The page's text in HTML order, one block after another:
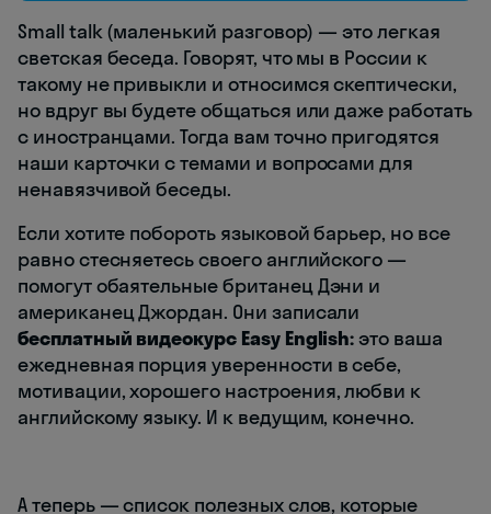
Small talk (маленький разговор) — это легкая
светская беседа. Говорят, что мы в России к
такому не привыкли и относимся скептически,
но вдруг вы будете общаться или даже работать
с иностранцами. Тогда вам точно пригодятся
наши карточки с темами и вопросами для
ненавязчивой беседы.
Если хотите побороть языковой барьер, но все
равно стесняетесь своего английского —
помогут обаятельные британец Дэни и
американец Джордан. Они записали
бесплатный видеокурс Easy English:это ваша
ежедневная порция уверенности в себе,
мотивации, хорошего настроения, любви к
английскому языку. И к ведущим, конечно.
А теперь — список полезных слов, которые